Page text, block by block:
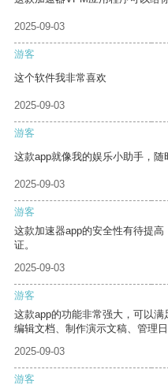
2025-09-03
游客
这个软件我非常喜欢
2025-09-03
游客
这款app就像我的娱乐小助手，随
2025-09-03
游客
这款加速器app的安全性有待提
证。
2025-09-03
游客
这款app的功能非常强大，可以
编辑文档、制作演示文稿、管理日
2025-09-03
游客